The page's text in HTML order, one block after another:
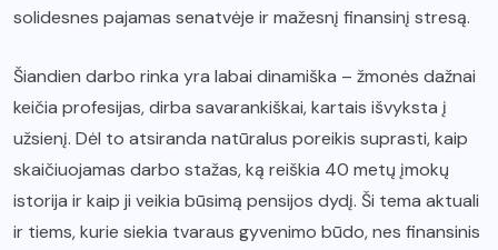
solidesnes pajamas senatvėje ir mažesnį finansinį stresą.
Šiandien darbo rinka yra labai dinamiška – žmonės dažnai
keičia profesijas, dirba savarankiškai, kartais išvyksta į
užsienį. Dėl to atsiranda natūralus poreikis suprasti, kaip
skaičiuojamas darbo stažas, ką reiškia 40 metų įmokų
istorija ir kaip ji veikia būsimą pensijos dydį. Ši tema aktuali
ir tiems, kurie siekia tvaraus gyvenimo būdo, nes finansinis